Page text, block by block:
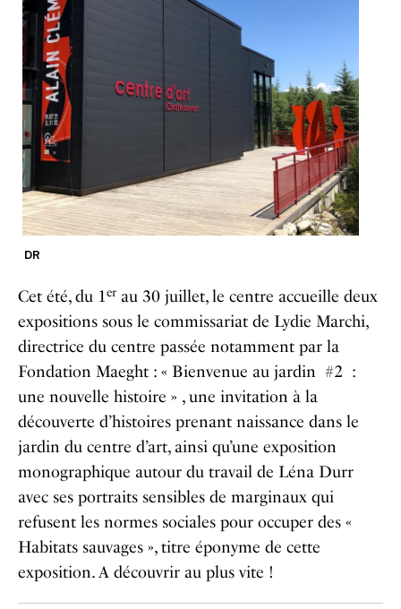
DR
Cet été, du 1er au 30 juillet, le centre accueille deux
expositions sous le commissariat de Lydie Marchi,
directrice du centre passée notamment par la
Fondation Maeght : « Bienvenue au jardin #2 :
une nouvelle histoire » , une invitation à la
découverte d’histoires prenant naissance dans le
jardin du centre d’art, ainsi qu’une exposition
monographique autour du travail de Léna Durr
avec ses portraits sensibles de marginaux qui
refusent les normes sociales pour occuper des «
Habitats sauvages », titre éponyme de cette
exposition. A découvrir au plus vite !